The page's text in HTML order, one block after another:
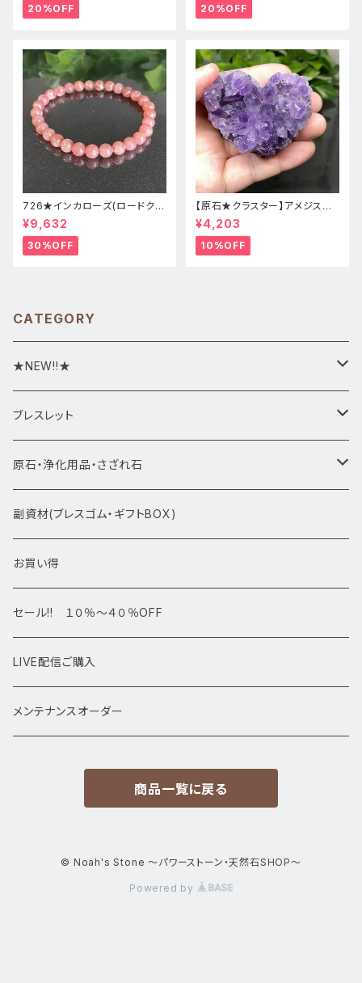
20%OFF 20%OFF
726★インカローズ(ロードクロ
サイト)★天然石ブレスレット新
品
¥9,632
30%OFF
【原石★クラスター】アメジスト
★ハート形★cp-071天然石パ
ワーストーン★インテリア置物
¥4,203
10%OFF
CATEGORY
★NEW!!★
★新入荷1/28~
ブレスレット
ブレスレット1点物
アマビエシリーズ
デザインブレス
高級・高品質ブレスレット
サイズ
13㎜以上
原石・浄化用品・さざれ石
浄化さざれ石
ポイント・タワー・タンブル
スフィア 丸玉
置物
原石・クラスター
副資材(ブレスゴム・ギフトBOX)
お買い得
セール!! １０％～４０％OFF
LIVE配信ご購入
メンテナンスオーダー
商品一覧に戻る
© Noah's Stone ～パワーストーン・天然石SHOP～
Powered by